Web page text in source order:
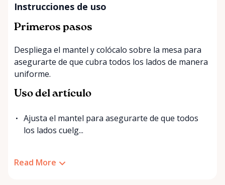
Instrucciones de uso
Primeros pasos
Despliega el mantel y colócalo sobre la mesa para
asegurarte de que cubra todos los lados de manera
uniforme.
Uso del artículo
Ajusta el mantel para asegurarte de que todos
los lados cuelg...
Read More